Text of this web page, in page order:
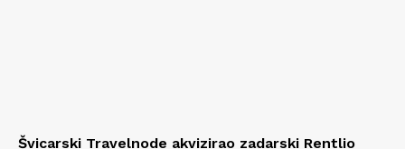
Švicarski Travelnode akvizirao zadarski Rentlio